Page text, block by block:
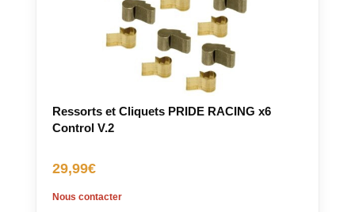
Ressorts et Cliquets PRIDE RACING x6
Control V.2
29,99€
Nous contacter